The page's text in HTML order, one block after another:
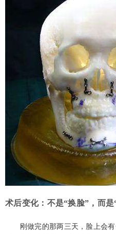
术后变化：不是“换脸”，而是
刚做完的那两三天，脸上会